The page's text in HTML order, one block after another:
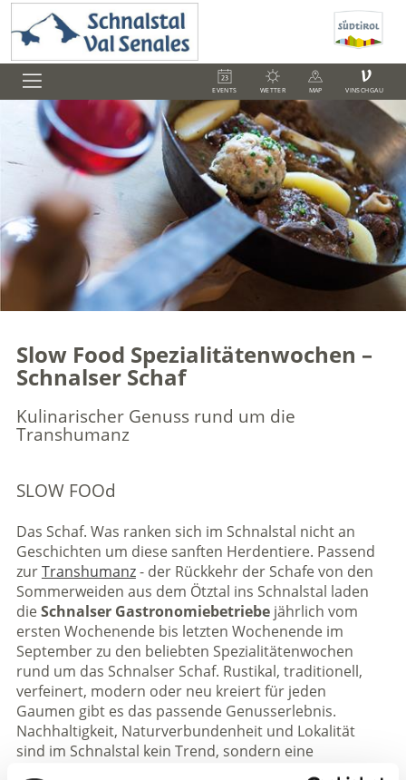
EVENTS WETTER MAP
V
VINSCHGAU
Slow Food Spezialitätenwochen –
Schnalser Schaf
Kulinarischer Genuss rund um die
Transhumanz
SLOW FOOd
Das Schaf. Was ranken sich im Schnalstal nicht an
Geschichten um diese sanften Herdentiere. Passend
zurTranshumanz- der Rückkehr der Schafe von den
Sommerweiden aus dem Ötztal ins Schnalstal laden
dieSchnalser Gastronomiebetriebejährlich vom
ersten Wochenende bis letzten Wochenende im
September zu den beliebten Spezialitätenwochen
rund um das Schnalser Schaf. Rustikal, traditionell,
verfeinert, modern oder neu kreiert für jeden
Gaumen gibt es das passende Genusserlebnis.
Nachhaltigkeit, Naturverbundenheit und Lokalität
sind im Schnalstal kein Trend, sondern eine